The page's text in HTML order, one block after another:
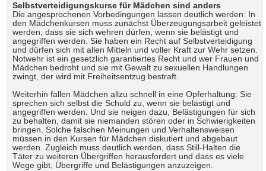
Selbstverteidigungskurse für Mädchen sind anders
Die angesprochenen Vorbedingungen lassen deutlich werden: In
den Mädchenkursen muss zunächst Überzeugungsarbeit geleistet
werden, dass sie sich wehren dürfen, wenn sie belästigt und
angegriffen werden. Sie haben ein Recht auf Selbstverteidigung
und dürfen sich mit allen Mitteln und voller Kraft zur Wehr setzen.
Notwehr ist ein gesetzlich garantiertes Recht und wer Frauen und
Mädchen bedroht und sie mit Gewalt zu sexuellen Handlungen
zwingt, der wird mit Freiheitsentzug bestraft.
Weiterhin fallen Mädchen allzu schnell in eine Opferhaltung: Sie
sprechen sich selbst die Schuld zu, wenn sie belästigt und
angegriffen werden. Und sie neigen dazu, Belästigungen für sich
zu behalten, damit sie niemanden stören oder in Schwierigkeiten
bringen. Solche falschen Meinungen und Verhaltensweisen
müssen in den Kursen für Mädchen diskutiert und abgebaut
werden. Zugleich muss deutlich werden, dass Still-Halten die
Täter zu weiteren Übergriffen herausfordert und dass es viele
Wege gibt, Übergriffe und Belästigungen anzuzeigen.